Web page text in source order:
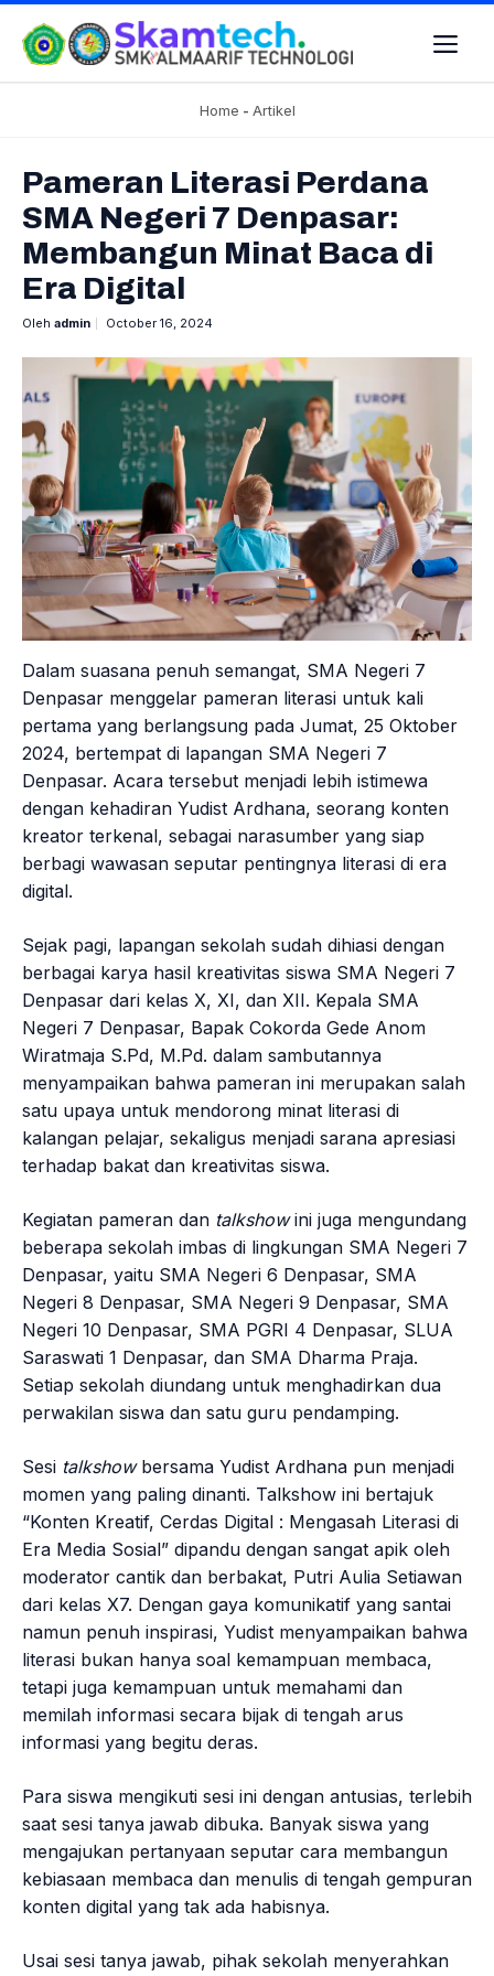
content
Home - Artikel
Pameran Literasi Perdana
SMA Negeri 7 Denpasar:
Membangun Minat Baca di
Era Digital
Oleh admin October 16, 2024
Dalam suasana penuh semangat, SMA Negeri 7
Denpasar menggelar pameran literasi untuk kali
pertama yang berlangsung pada Jumat, 25 Oktober
2024, bertempat di lapangan SMA Negeri 7
Denpasar. Acara tersebut menjadi lebih istimewa
dengan kehadiran Yudist Ardhana, seorang konten
kreator terkenal, sebagai narasumber yang siap
berbagi wawasan seputar pentingnya literasi di era
digital.
Sejak pagi, lapangan sekolah sudah dihiasi dengan
berbagai karya hasil kreativitas siswa SMA Negeri 7
Denpasar dari kelas X, XI, dan XII. Kepala SMA
Negeri 7 Denpasar, Bapak Cokorda Gede Anom
Wiratmaja S.Pd, M.Pd. dalam sambutannya
menyampaikan bahwa pameran ini merupakan salah
satu upaya untuk mendorong minat literasi di
kalangan pelajar, sekaligus menjadi sarana apresiasi
terhadap bakat dan kreativitas siswa.
Kegiatan pameran dan talkshowini juga mengundang
beberapa sekolah imbas di lingkungan SMA Negeri 7
Denpasar, yaitu SMA Negeri 6 Denpasar, SMA
Negeri 8 Denpasar, SMA Negeri 9 Denpasar, SMA
Negeri 10 Denpasar, SMA PGRI 4 Denpasar, SLUA
Saraswati 1 Denpasar, dan SMA Dharma Praja.
Setiap sekolah diundang untuk menghadirkan dua
perwakilan siswa dan satu guru pendamping.
Sesi talkshowbersama Yudist Ardhana pun menjadi
momen yang paling dinanti. Talkshow ini bertajuk
“Konten Kreatif, Cerdas Digital : Mengasah Literasi di
Era Media Sosial” dipandu dengan sangat apik oleh
moderator cantik dan berbakat, Putri Aulia Setiawan
dari kelas X7. Dengan gaya komunikatif yang santai
namun penuh inspirasi, Yudist menyampaikan bahwa
literasi bukan hanya soal kemampuan membaca,
tetapi juga kemampuan untuk memahami dan
memilah informasi secara bijak di tengah arus
informasi yang begitu deras.
Para siswa mengikuti sesi ini dengan antusias, terlebih
saat sesi tanya jawab dibuka. Banyak siswa yang
mengajukan pertanyaan seputar cara membangun
kebiasaan membaca dan menulis di tengah gempuran
konten digital yang tak ada habisnya.
Usai sesi tanya jawab, pihak sekolah menyerahkan